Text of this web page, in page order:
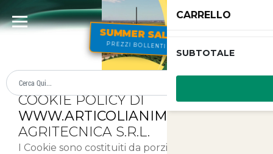
SUMMER SALE
PREZZI BOLLENTI
Cookies
COOKIE POLICY DI
WWW.ARTICOLIANIMALI.NET-
AGRITECNICA S.R.L.
I Cookie sono costituiti da porzioni di codice
CARRELLO
SUBTOTALE